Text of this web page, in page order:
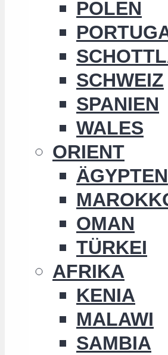
POLEN
SCHWEIZ
SPANIEN
WALES
ORIENT
ÄGYPTEN
OMAN
TÜRKEI
AFRIKA
KENIA
MALAWI
SAMBIA